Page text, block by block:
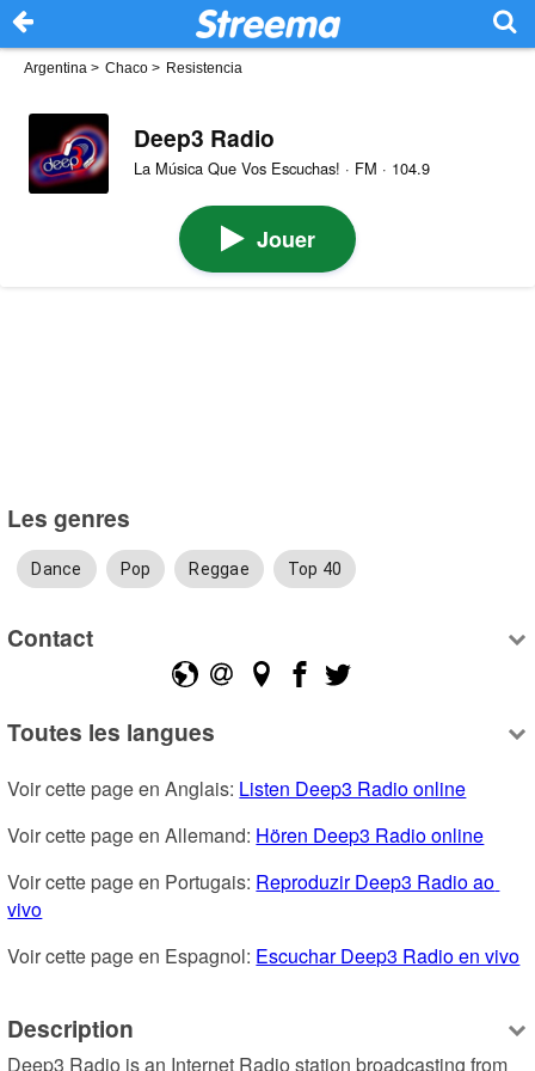
Argentina > Chaco > Resistencia
Deep3 Radio
La Música Que Vos Escuchas! · FM · 104.9
Jouer
Les genres
Dance Pop Reggae Top 40
Contact
Toutes les langues
Voir cette page en Anglais: Listen Deep3 Radio online
Voir cette page en Allemand: Hören Deep3 Radio online
Voir cette page en Portugais: Reproduzir Deep3 Radio ao
vivo
Voir cette page en Espagnol: Escuchar Deep3 Radio en vivo
Description
Deep3 Radio is an Internet Radio station broadcasting from